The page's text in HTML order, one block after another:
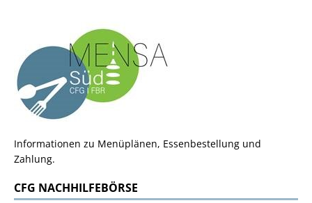
Informationen zu Menüplänen, Essenbestellung und
Zahlung.
CFG NACHHILFEBÖRSE